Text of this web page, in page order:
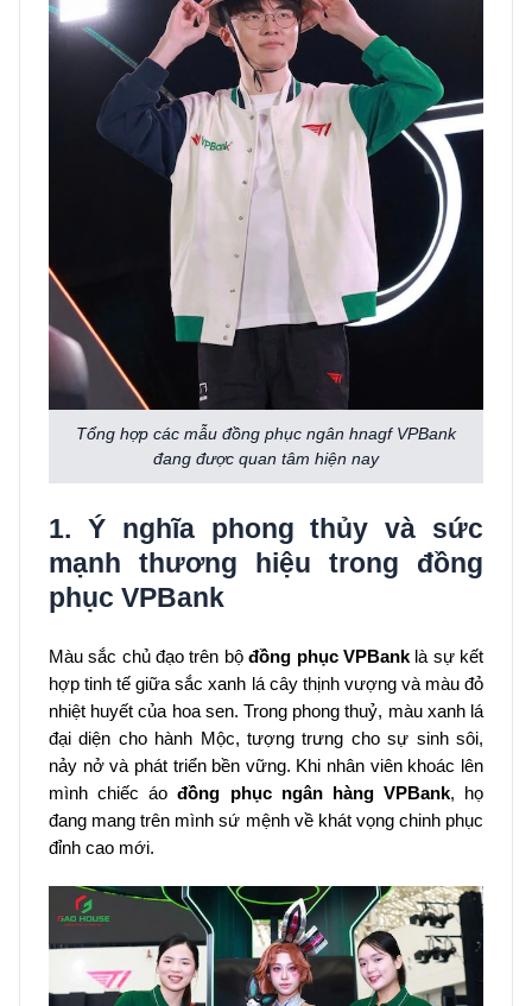
Tổng hợp các mẫu đồng phục ngân hnagf VPBank
đang được quan tâm hiện nay
1. Ý nghĩa phong thủy và sức
mạnh thương hiệu trong đồng
phục VPBank
Màu sắc chủ đạo trên bộđồng phục VPBanklà sự kết
hợp tinh tế giữa sắc xanh lá cây thịnh vượng và màu đỏ
nhiệt huyết của hoa sen. Trong phong thuỷ, màu xanh lá
đại diện cho hành Mộc, tượng trưng cho sự sinh sôi,
nảy nở và phát triển bền vững. Khi nhân viên khoác lên
mình chiếc áođồng phục ngân hàng VPBank, họ
đang mang trên mình sứ mệnh về khát vọng chinh phục
đỉnh cao mới.